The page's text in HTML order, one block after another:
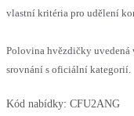
vlastní kritéria pro udělení
Polovina hvězdičky uvedená
srovnání s oficiální kategorií.
Kód nabídky: CFU2ANG